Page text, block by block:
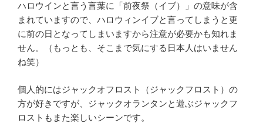
ハロウインと言う言葉に「前夜祭（イブ）」の意味が含
まれていますので、ハロウィンイブと言ってしまうと更
に前の日となってしまいますから注意が必要かも知れま
せん。（もっとも、そこまで気にする日本人はいません
ね笑）
個人的にはジャックオフロスト（ジャックフロスト）の
方が好きですが、ジャックオランタンと遊ぶジャックフ
ロストもまた楽しいシーンです。